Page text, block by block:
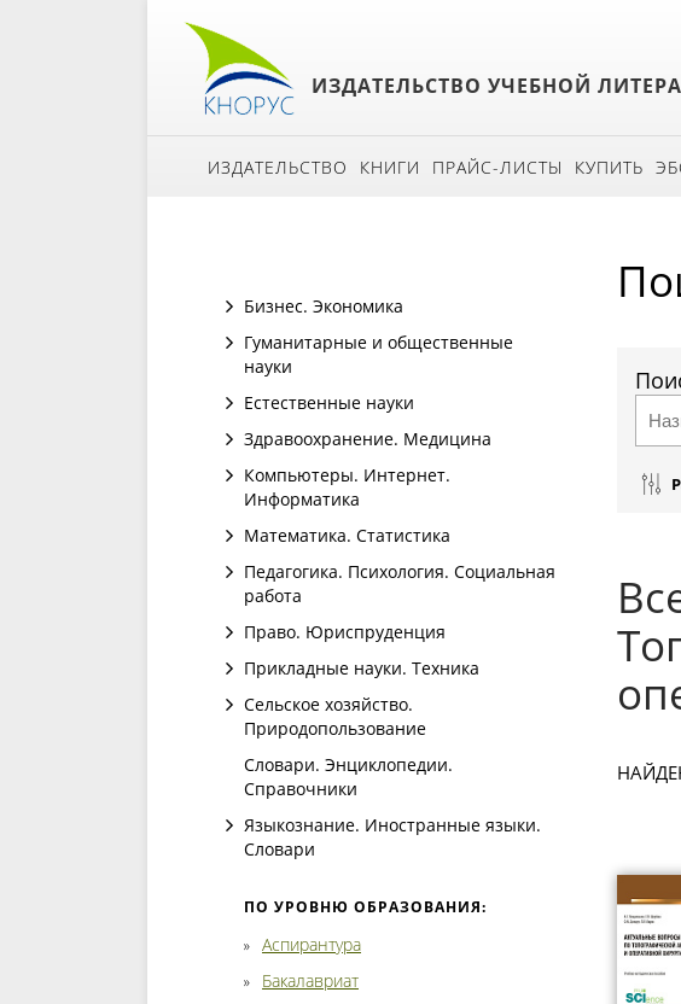
ИЗДАТЕЛЬСТВО УЧЕБНОЙ
ИЗДАТЕЛЬСТВО КНИГИ ПРАЙС-ЛИСТЫ КУПИТЬ
Бизнес. Экономика
Гуманитарные и общественные
науки
Естественные науки
Здравоохранение. Медицина
Компьютеры. Интернет.
Информатика
Математика. Статистика
Педагогика. Психология. Социальная
работа
Право. Юриспруденция
Прикладные науки. Техника
Сельское хозяйство.
Природопользование
Словари. Энциклопедии.
Справочники
Языкознание. Иностранные языки.
Словари
ПО УРОВНЮ ОБРАЗОВАНИЯ:
Аспирантура
Бакалавриат